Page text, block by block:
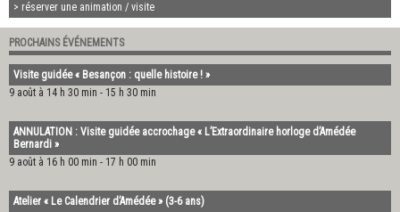
> réserver une animation / visite
PROCHAINS ÉVÉNEMENTS
Visite guidée « Besançon : quelle histoire ! »
9 août à 14 h 30 min - 15 h 30 min
ANNULATION : Visite guidée accrochage « L’Extraordinaire horloge d’Amédée
Bernardi »
9 août à 16 h 00 min - 17 h 00 min
Atelier « Le Calendrier d’Amédée » (3-6 ans)